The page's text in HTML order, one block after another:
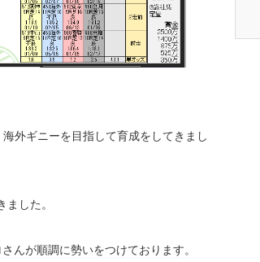
外ギニーを目指して育成をしてきまし
した。
んが順調に勢いをつけております。